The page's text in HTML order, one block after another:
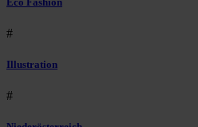
#
Illustration
#